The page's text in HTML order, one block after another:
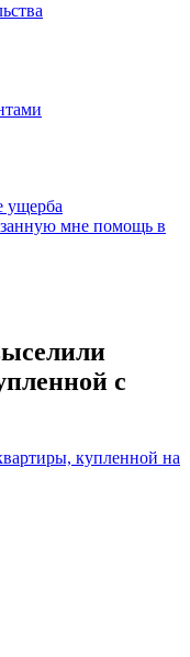
мне помощь в
с
купленной на